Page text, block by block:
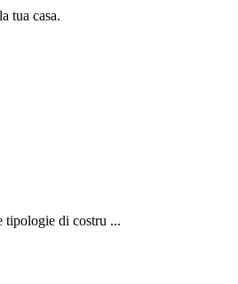
tua casa.
tipologie di costru ...